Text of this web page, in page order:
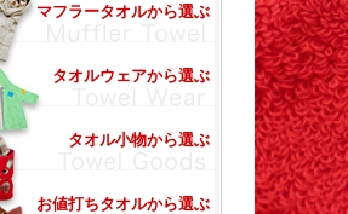
マフラータオルから選ぶ
タオルウェアから選ぶ
タオル小物から選ぶ
お値打ちタオルから選ぶ